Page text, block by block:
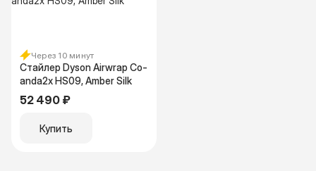
Через 10 минут
Стайлер Dyson Airwrap Co-
anda2x HS09, Amber Silk
52 490 ₽
Купить